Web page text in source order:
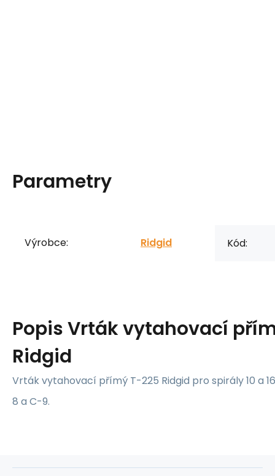
Parametry
Výrobce: Ridgid Kód:
PopisVrták vytahovací
Ridgid
Vrták vytahovací přímý T-225 Ridgid pro spirály 10 a
8 a C-9.